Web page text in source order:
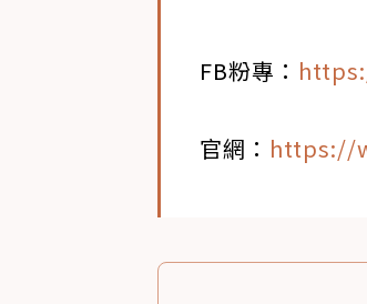
FB粉專：
官網： https://